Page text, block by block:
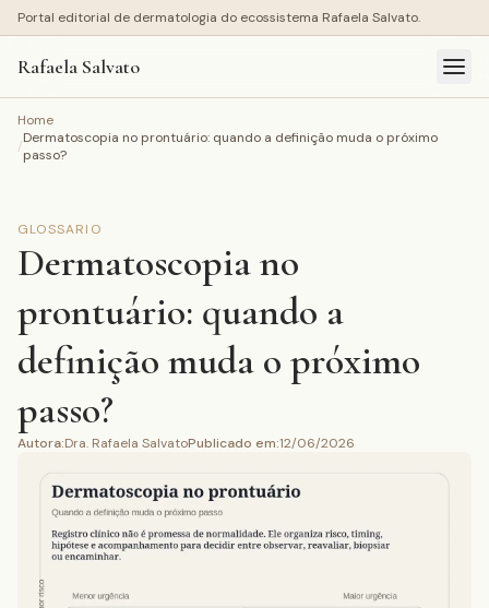
Portal editorial de dermatologia do ecossistema Rafaela Salvato.
Rafaela Salvato
Home
/Dermatoscopia no prontuário: quando a definição muda o próximo
passo?
GLOSSARIO
Dermatoscopia no
prontuário: quando a
definição muda o próximo
passo?
Autora:Dra. Rafaela SalvatoPublicado em:12/06/2026